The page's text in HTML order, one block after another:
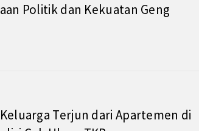
Politik dan Kekuatan Geng
Terjun dari Apartemen di